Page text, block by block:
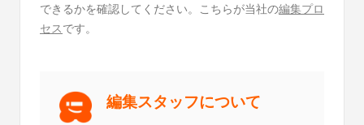
できるかを確認してください。こちらが当社の編集プロ
セスです。
編集スタッフについて